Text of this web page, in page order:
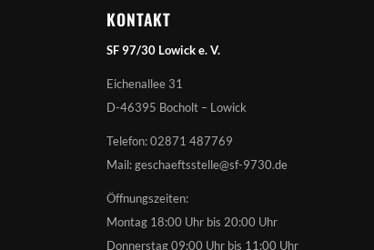
KONTAKT
SF 97/30 Lowick e. V.
Eichenallee 31
D-46395 Bocholt – Lowick
Telefon: 02871 487769
Mail: geschaeftsstelle@sf-9730.de
Öffnungszeiten:
Montag 18:00 Uhr bis 20:00 Uhr
Donnerstag 09:00 Uhr bis 11:00 Uhr